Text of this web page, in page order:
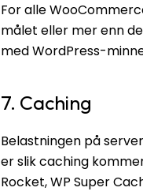
For alle
målet eller mer enn
med WordPress-
7. Caching
Belastningen på
er slik caching
Rocket, WP Super